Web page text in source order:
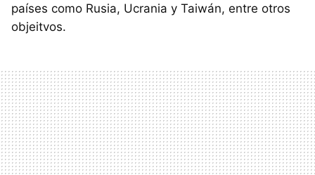
países como Rusia, Ucrania y Taiwán, entre otros
objeitvos.